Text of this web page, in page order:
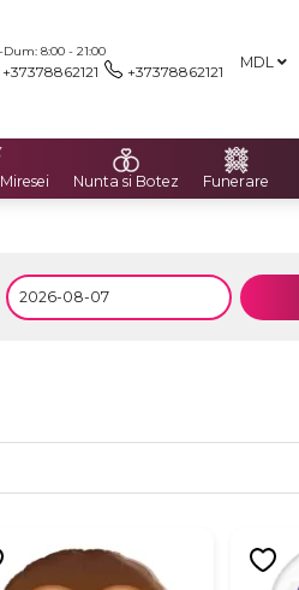
8:00 - 21:00
+37378862121 +37378862121 MDL
Nunta si Botez Funerare